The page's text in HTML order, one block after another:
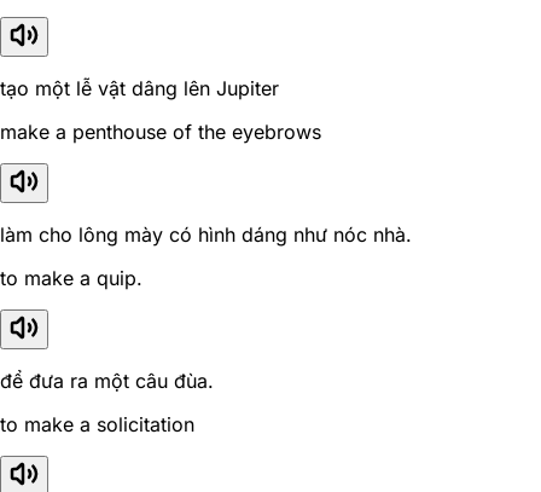
tạo một lễ vật dâng lên Jupiter
make a penthouse of the eyebrows
làm cho lông mày có hình dáng như nóc nhà.
to make a quip.
để đưa ra một câu đùa.
to make a solicitation